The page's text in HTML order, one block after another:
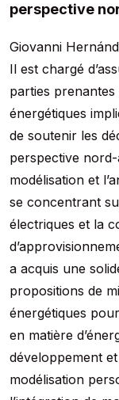
perspective
Giovanni
Il est chargé
parties
énergétiques
de soutenir les
perspective
modélisation et
se concentrant
électriques et la
a acquis une
propositions de
énergétiques
en matière
développement
modélisation